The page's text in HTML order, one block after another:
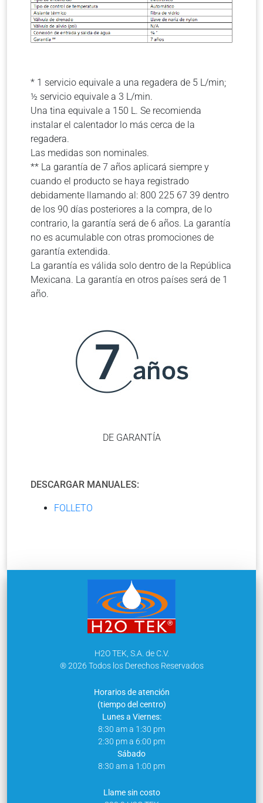
* 1 servicio equivale a una regadera de 5 L/min;
½ servicio equivale a 3 L/min.
Una tina equivale a 150 L. Se recomienda
instalar el calentador lo más cerca de la
regadera.
Las medidas son nominales.
** La garantía de 7 años aplicará siempre y
cuando el producto se haya registrado
debidamente llamando al: 800 225 67 39 dentro
de los 90 días posteriores a la compra, de lo
contrario, la garantía será de 6 años. La garantía
no es acumulable con otras promociones de
garantía extendida.
La garantía es válida solo dentro de la República
Mexicana. La garantía en otros países será de 1
año.
DE GARANTÍA
DESCARGAR MANUALES:
FOLLETO
H2O TEK, S.A. de C.V.
® 2026 Todos los Derechos Reservados
Horarios de atención
(tiempo del centro)
Lunes a Viernes:
8:30 am a 1:30 pm
2:30 pm a 6:00 pm
Sábado
8:30 am a 1:00 pm
Llame sin costo